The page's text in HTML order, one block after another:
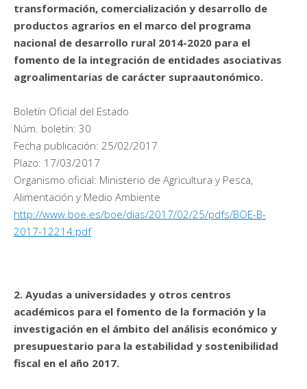
transformación, comercialización y desarrollo de
productos agrarios en el marco del programa
nacional de desarrollo rural 2014-2020 para el
fomento de la integración de entidades asociativas
agroalimentarias de carácter supraautonómico.
Boletín Oficial del Estado
Núm. boletín: 30
Fecha publicación: 25/02/2017
Plazo: 17/03/2017
Organismo oficial: Ministerio de Agricultura y Pesca,
Alimentación y Medio Ambiente
http://www.boe.es/boe/dias/2017/02/25/pdfs/BOE-B-
2017-12214.pdf
2. Ayudas a universidades y otros centros
académicos para el fomento de la formación y la
investigación en el ámbito del análisis económico y
presupuestario para la estabilidad y sostenibilidad
fiscal en el año 2017.